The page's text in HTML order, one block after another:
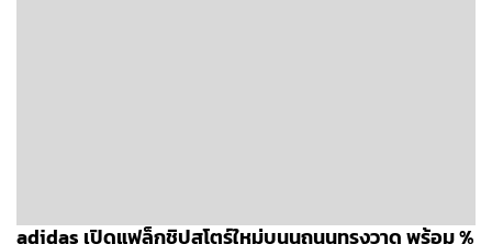
adidas เปิดแฟล็กชิปสโตร์ใหม่บนนถนนทรงวาด พร้อม %